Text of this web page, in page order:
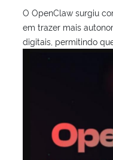
O OpenClaw surgiu
em trazer mais
digitais, permitindo